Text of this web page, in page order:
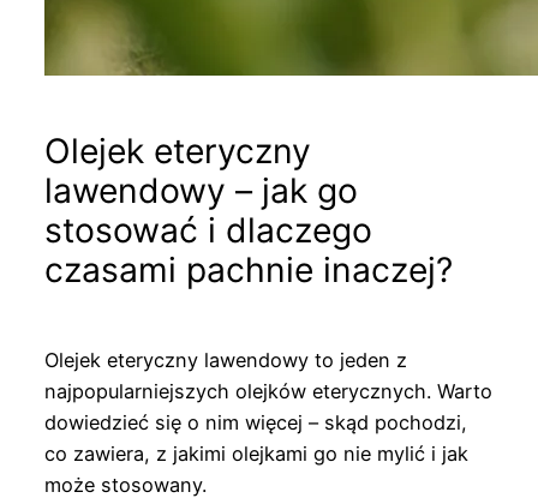
Olejek eteryczny
lawendowy – jak go
stosować i dlaczego
czasami pachnie inaczej?
Olejek eteryczny lawendowy to jeden z
najpopularniejszych olejków eterycznych. Warto
dowiedzieć się o nim więcej – skąd pochodzi,
co zawiera, z jakimi olejkami go nie mylić i jak
może stosowany.